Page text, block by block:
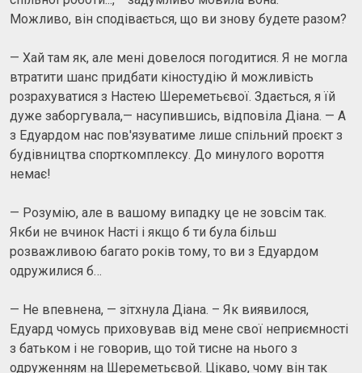
Можливо, він сподівається, що ви знову будете разом?
— Хай там як, але мені довелося погодитися. Я не могла
втратити шанс придбати кіностудію й можливість
розрахуватися з Настею Шереметьєвої. Здається, я їй
дуже заборгувала,— насупившись, відповіла Діана. — А
з Едуардом нас пов'язуватиме лише спільний проєкт з
будівництва спорткомплексу. До минулого вороття
немає!
— Розумію, але в вашому випадку це не зовсім так.
Якби не вчинок Насті і якщо б ти була більш
розважливою багато років тому, то ви з Едуардом
одружилися б…
— Не впевнена, — зітхнула Діана. – Як виявилося,
Едуард чомусь приховував від мене свої неприємності
з батьком і не говорив, що той тисне на нього з
одруженням на Шереметьєвой. Цікаво, чому він так